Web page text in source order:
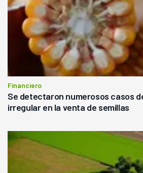
Financiero
Se detectaron numerosos casos
irregular en la venta de semillas